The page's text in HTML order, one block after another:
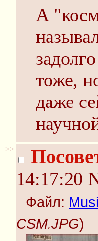
А
тоже,
даже
>>
14:17:20
Файл:
CSM.JPG)